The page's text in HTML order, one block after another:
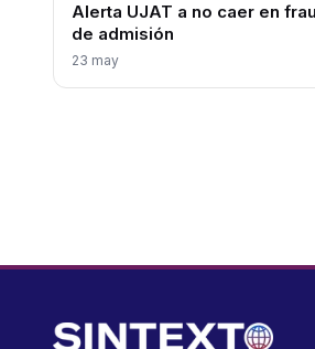
Alerta UJAT a no caer en
de admisión
23 may